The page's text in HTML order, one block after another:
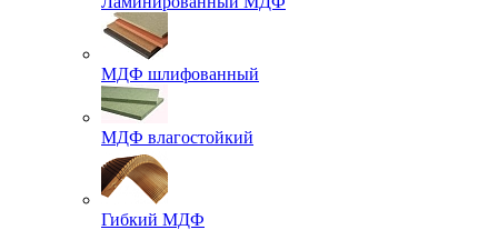
МДФ шлифованный
МДФ влагостойкий
Гибкий МДФ